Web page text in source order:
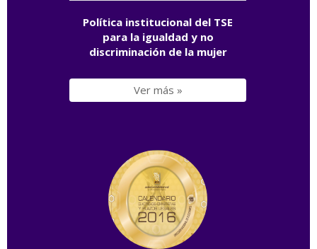
Política institucional del TSE
para la igualdad y no
discriminación de la mujer
Ver más »